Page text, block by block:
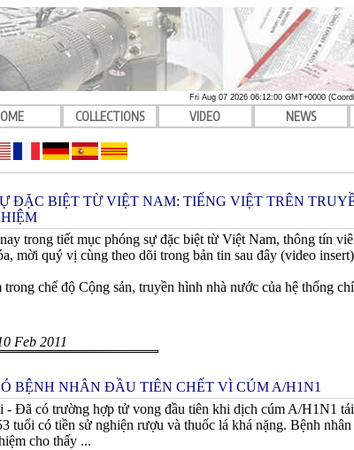
Fri Aug 07 2026 06:12:00 GMT+0000
COLLECTIONS VIDEO NEWS
ÐẶC BIỆT TỪ VIỆT NAM: TIẾNG VIỆT TRÊN
trong tiết mục phóng sự đặc biệt từ Việt Nam, thông tín
mời quý vị cùng theo dõi trong bản tin sau đây (video
trong chế độ Cộng sản, truyền hình nhà nước của hệ thống
Feb 2011
BỆNH NHÂN ĐẦU TIÊN CHẾT VÌ CÚM A/H1N1
- Đã có trường hợp tử vong đầu tiên khi dịch cúm A/H1N1
tuổi có tiền sử nghiện rượu và thuốc lá khá nặng. Bệnh
cho thấy ...